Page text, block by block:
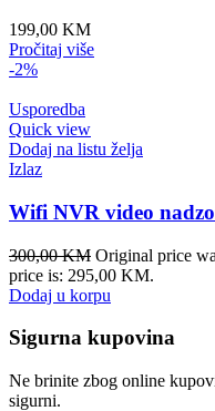
199,00 KM
Pročitaj više
-2%
Usporedba
Quick view
Dodaj na listu želja
Izlaz
Wifi NVR video
300,00KM Original price
price is: 295,00 KM.
Dodaj u korpu
Sigurna kupovina
Ne brinite zbog online
sigurni.